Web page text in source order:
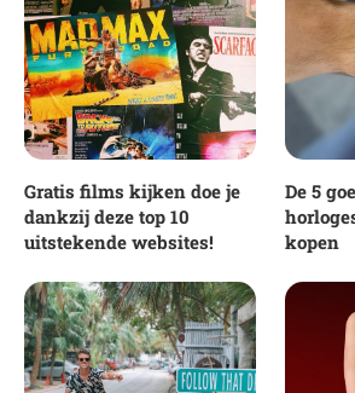
Gratis films kijken doe je
dankzij deze top 10
uitstekende websites!
De 5
kopen